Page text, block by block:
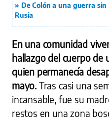
De Colón a una guerra
Rusia
En una comunidad
hallazgo del cuerpo de
quien permanecía
mayo. Tras casi una
incansable, fue su
restos en una zona